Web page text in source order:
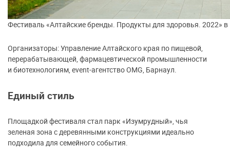
Фестиваль «Алтайские бренды. Продукты для здоровья. 2022»
Организаторы: Управление Алтайского края по пищевой,
перерабатывающей, фармацевтической промышленности
и биотехнологиям, event-агентство OMG, Барнаул.
Единый стиль
Площадкой фестиваля стал парк «Изумрудный», чья
зеленая зона с деревянными конструкциями идеально
подходила для семейного события.